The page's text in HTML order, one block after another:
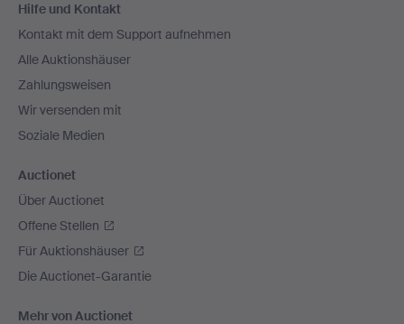
Navigation
Hilfe und Kontakt
Kontakt mit dem Support aufnehmen
Alle Auktionshäuser
Zahlungsweisen
Wir versenden mit
Soziale Medien
Auctionet
Über Auctionet
Offene Stellen
Für Auktionshäuser
Die Auctionet-Garantie
Mehr von Auctionet